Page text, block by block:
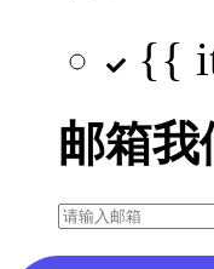
{{
邮箱我